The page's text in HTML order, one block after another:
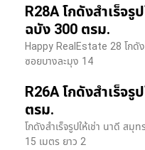
R28A โกดังสำเร็จ
ฉบัง 300 ตรม.
Happy RealEstate 28 โกดั
ซอยบางละมุง 14
R26A โกดังสำเร็จ
ตรม.
โกดังสำเร็จรูปให้เช่า นาดี สมุ
15 เมตร ยาว 2